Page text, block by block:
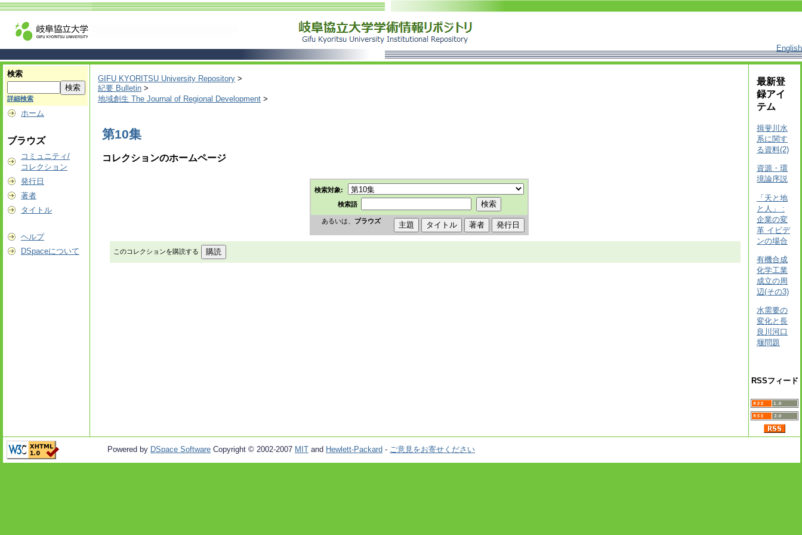
English
検索
詳細検索
ホーム
ブラウズ
コミュニティ/
コレクション
発行日
著者
タイトル
ヘルプ
DSpaceについて
GIFU KYORITSU University Repository >
紀要 Bulletin >
地域創生 The Journal of Regional Development >
第10集
コレクションのホームページ
検索対象:
検索語
あるいは、 ブラウズ
このコレクションを購読する
最新登
録アイ
テム
揖斐川水
系に関す
る資料(2)
資源・環
境論序説
「天と地
と人」 :
企業の変
革 イビデ
ンの場合
有機合成
化学工業
成立の周
辺(その3)
水需要の
変化と長
良川河口
堰問題
RSSフィード
Powered by DSpace Software Copyright © 2002-2007 MIT and Hewlett-Packard - ご意見をお寄せください